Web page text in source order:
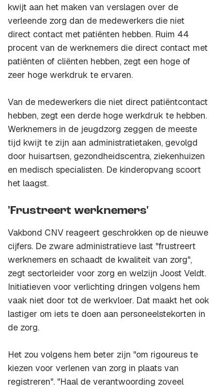
kwijt aan het maken van verslagen over de
verleende zorg dan de medewerkers die niet
direct contact met patiënten hebben. Ruim 44
procent van de werknemers die direct contact met
patiënten of cliënten hebben, zegt een hoge of
zeer hoge werkdruk te ervaren.
Van de medewerkers die niet direct patiëntcontact
hebben, zegt een derde hoge werkdruk te hebben.
Werknemers in de jeugdzorg zeggen de meeste
tijd kwijt te zijn aan administratietaken, gevolgd
door huisartsen, gezondheidscentra, ziekenhuizen
en medisch specialisten. De kinderopvang scoort
het laagst.
'Frustreert werknemers'
Vakbond CNV reageert geschrokken op de nieuwe
cijfers. De zware administratieve last "frustreert
werknemers en schaadt de kwaliteit van zorg",
zegt sectorleider voor zorg en welzijn Joost Veldt.
Initiatieven voor verlichting dringen volgens hem
vaak niet door tot de werkvloer. Dat maakt het ook
lastiger om iets te doen aan personeelstekorten in
de zorg.
Het zou volgens hem beter zijn "om rigoureus te
kiezen voor verlenen van zorg in plaats van
registreren". "Haal de verantwoording zoveel